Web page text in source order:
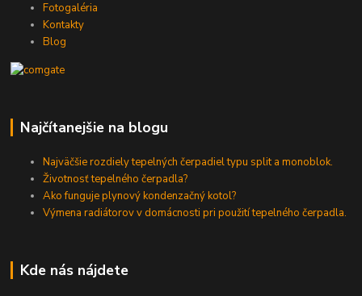
Fotogaléria
Kontakty
Blog
Najčítanejšie na blogu
Najväčšie rozdiely tepelných čerpadiel typu split a monoblok.
Životnosť tepelného čerpadla?
Ako funguje plynový kondenzačný kotol?
Výmena radiátorov v domácnosti pri použití tepelného čerpadla.
Kde nás nájdete